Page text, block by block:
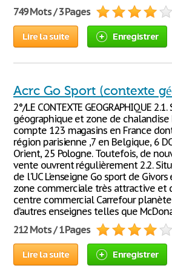
749 Mots / 3 Pages
Lire la suite Enregistrer
Acrc Go Sport (contexte
2°/LE CONTEXTE GEOGRAPHIQUE
géographique et zone de chalandise
compte 123 magasins en France
région parisienne ,7 en Belgique, 6
Orient, 25 Pologne. Toutefois, de
vente ouvrent régulièrement 2.2.
de l'UC L'enseigne Go sport de
zone commerciale très attractive et
centre commercial Carrefour
d’autres enseignes telles que
212 Mots / 1 Pages
Lire la suite Enregistrer